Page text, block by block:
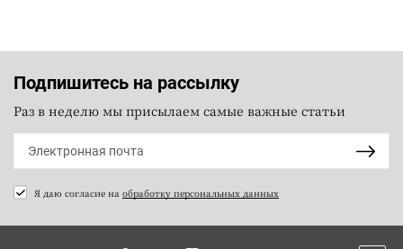
Подпишитесь на рассылку
Раз в неделю мы присылаем самые важные статьи
Я даю согласие на обработку персональных данных